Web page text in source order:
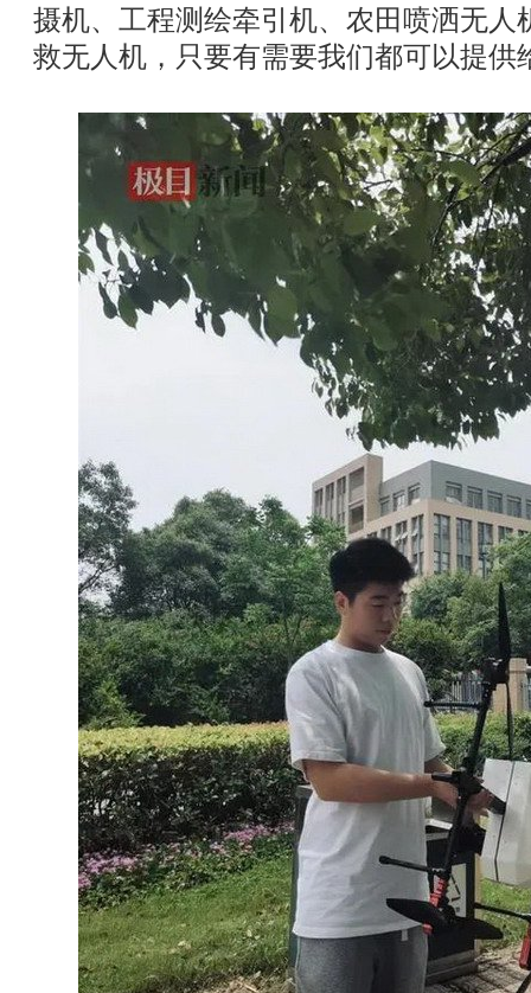
摄机、工程测绘牵引机、农田喷洒无人
救无人机，只要有需要我们都可以提供